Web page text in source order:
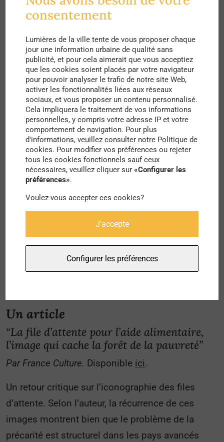
de coviD-19 : incertitudes, transformations
Septembre 2020 – OVE.Disponibleici.
La dernière enquête très complète de
l’Observatoire de la vie étudiante sur les
conditions de vie des étudiants durant la crise
sanitaire, avec des données chiffrées inédites
pour mieux saisir les enjeux.
Un article
“La file d’attente pour l’aide alimentaire,
l’image qui cache la forêt de la pauvreté”
Par France Culture. Disponible ici.
Un retour critique sur l’iconographie des files
d’attente. Selon l’auteur, la récurrence de ces
images montrent bien que le problème de la
précarité est structurel dans les pays avancés
consentement
Lumières de la ville tente de vous proposer chaque
jour une information urbaine de qualité sans
publicité, et pour cela aimerait que vous acceptiez
que les cookies soient placés par votre navigateur
pour pouvoir analyser le trafic de notre site Web,
activer les fonctionnalités liées aux réseaux
sociaux, et vous proposer un contenu personnalisé.
Cela impliquera le traitement de vos informations
personnelles, y compris votre adresse IP et votre
comportement de navigation. Pour plus
d'informations, veuillez consulter notre Politique de
cookies. Pour modifier vos préférences ou rejeter
tous les cookies fonctionnels sauf ceux
nécessaires, veuillez cliquer sur«Configurer les
préférences».
Voulez-vous accepter ces cookies?
J'accepte
Configurer les préférences